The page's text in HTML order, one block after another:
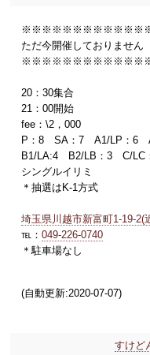
ただ今開催しておりません
20：30集合
21：00開始
fee：\2，000
P：8 SA：7 A1/LP：6
B1/LA:4 B2/LB：3 C/LC
シングルイリミ
＊抽選はK-1方式
埼玉県川越市新富町1-19-2(
℡： 049-226-0740
＊駐車場なし
(自動更新:2020-07-07)
すけど